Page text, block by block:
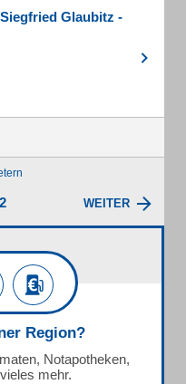
Glaubitz -
WEITER
Region?
Notapotheken,
mehr.